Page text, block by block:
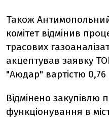
Також
комітет відмінив
трасових
акцептував заявку
"Аюдар" вартістю
Відмінено закупівлю
функціонування в